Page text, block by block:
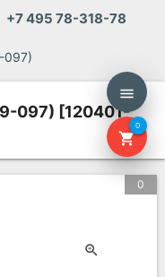
+7 495 78-318-78
menu
shopping_cart
0
097)
097) [120401-
0